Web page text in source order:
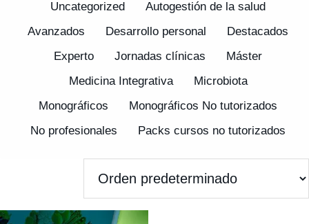
Uncategorized
Autogestión de la salud
Avanzados
Desarrollo personal
Destacados
Experto
Jornadas clínicas
Máster
Medicina Integrativa
Microbiota
Monográficos
Monográficos No tutorizados
No profesionales
Packs cursos no tutorizados
Pagos
Promociones Sintergética